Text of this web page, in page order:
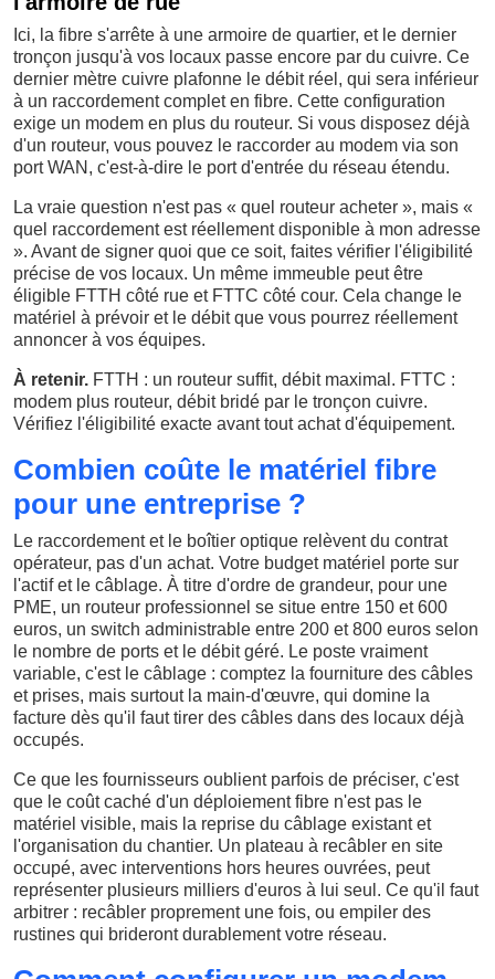
Ici, la fibre s'arrête à une armoire de quartier, et le dernier
tronçon jusqu'à vos locaux passe encore par du cuivre. Ce
dernier mètre cuivre plafonne le débit réel, qui sera inférieur
à un raccordement complet en fibre. Cette configuration
exige un modem en plus du routeur. Si vous disposez déjà
d'un routeur, vous pouvez le raccorder au modem via son
port WAN, c'est-à-dire le port d'entrée du réseau étendu.
La vraie question n'est pas « quel routeur acheter », mais «
quel raccordement est réellement disponible à mon adresse
». Avant de signer quoi que ce soit, faites vérifier l'éligibilité
précise de vos locaux. Un même immeuble peut être
éligible FTTH côté rue et FTTC côté cour. Cela change le
matériel à prévoir et le débit que vous pourrez réellement
annoncer à vos équipes.
À retenir. FTTH : un routeur suffit, débit maximal. FTTC :
modem plus routeur, débit bridé par le tronçon cuivre.
Vérifiez l'éligibilité exacte avant tout achat d'équipement.
Combien coûte le matériel fibre
pour une entreprise ?
Le raccordement et le boîtier optique relèvent du contrat
opérateur, pas d'un achat. Votre budget matériel porte sur
l'actif et le câblage. À titre d'ordre de grandeur, pour une
PME, un routeur professionnel se situe entre 150 et 600
euros, un switch administrable entre 200 et 800 euros selon
le nombre de ports et le débit géré. Le poste vraiment
variable, c'est le câblage : comptez la fourniture des câbles
et prises, mais surtout la main-d'œuvre, qui domine la
facture dès qu'il faut tirer des câbles dans des locaux déjà
occupés.
Ce que les fournisseurs oublient parfois de préciser, c'est
que le coût caché d'un déploiement fibre n'est pas le
matériel visible, mais la reprise du câblage existant et
l'organisation du chantier. Un plateau à recâbler en site
occupé, avec interventions hors heures ouvrées, peut
représenter plusieurs milliers d'euros à lui seul. Ce qu'il faut
arbitrer : recâbler proprement une fois, ou empiler des
rustines qui brideront durablement votre réseau.